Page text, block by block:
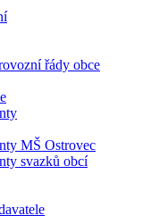
řády obce
MŠ Ostrovec
svazků obcí